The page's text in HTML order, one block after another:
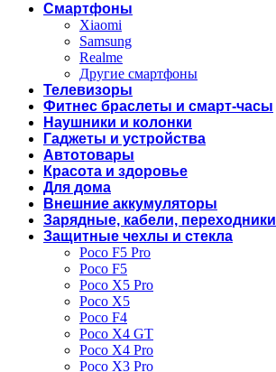
Смартфоны
Xiaomi
Samsung
Realme
Другие смартфоны
Телевизоры
Фитнес браслеты и смарт-часы
Наушники и колонки
Гаджеты и устройства
Автотовары
Красота и здоровье
Для дома
Внешние аккумуляторы
Зарядные, кабели, переходники
Защитные чехлы и стекла
Poco F5 Pro
Poco F5
Poco X5 Pro
Poco X5
Poco F4
Poco X4 GT
Poco X4 Pro
Poco X3 Pro